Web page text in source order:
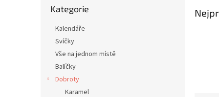
kategorie
Kategorie
Kalendáře
Svíčky
Vše na jednom místě
Balíčky
Dobroty
Karamel